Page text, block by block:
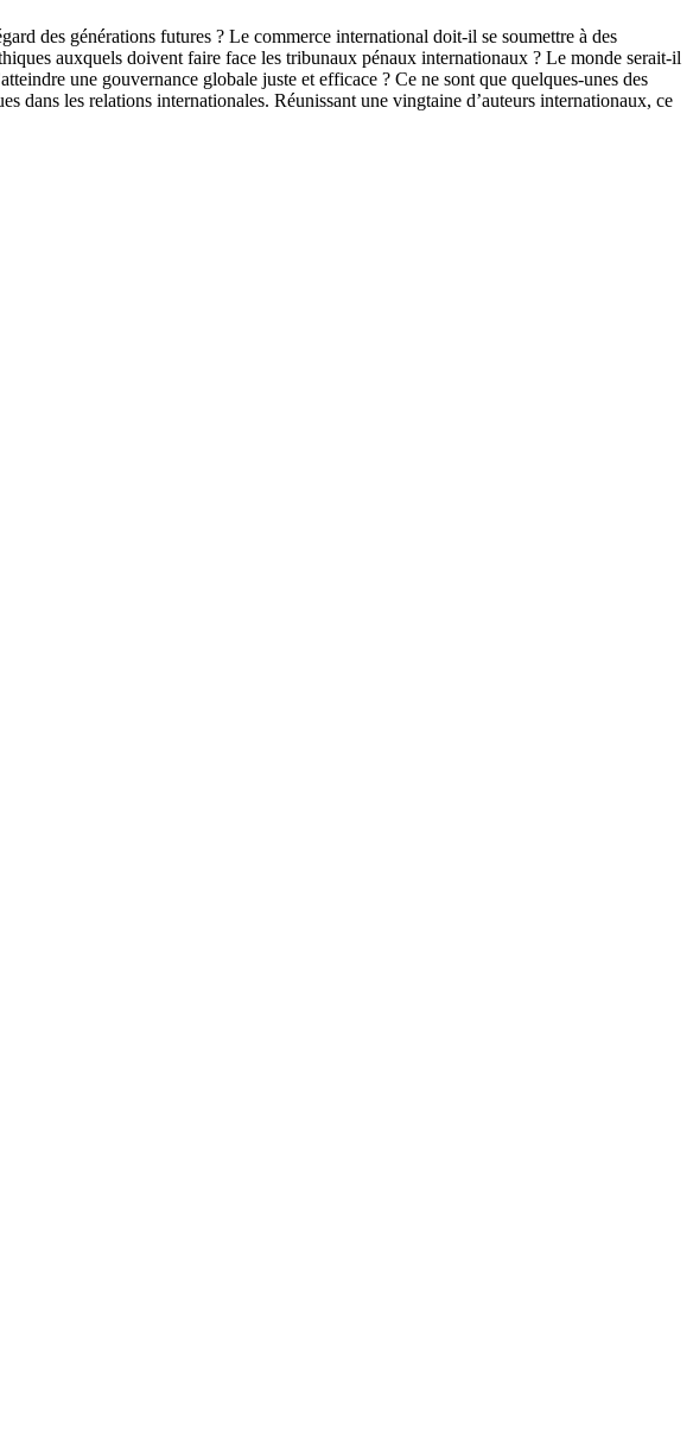
des générations futures ? Le commerce international doit-il se soumettre à des
auxquels doivent faire face les tribunaux pénaux internationaux ? Le monde serait-il
une gouvernance globale juste et efficace ? Ce ne sont que quelques-unes des
dans les relations internationales. Réunissant une vingtaine d’auteurs internationaux, ce